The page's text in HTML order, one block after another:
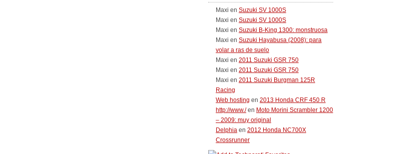
Maxi en Suzuki SV 1000S
Maxi en Suzuki SV 1000S
Maxi en Suzuki B-King 1300: monstruosa
Maxi en Suzuki Hayabusa (2008): para
volar a ras de suelo
Maxi en 2011 Suzuki GSR 750
Maxi en 2011 Suzuki GSR 750
Maxi en 2011 Suzuki Burgman 125R
Racing
Web hosting en 2013 Honda CRF 450 R
http://www./en Moto Morini Scrambler 1200
– 2009: muy original
Delphia en 2012 Honda NC700X
Crossrunner